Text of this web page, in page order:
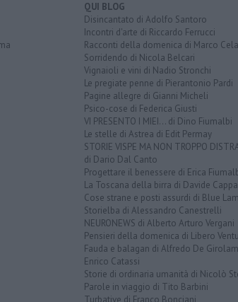
QUI BLOG
Disincantato di Adolfo Santoro
Incontri d'arte di Riccardo Ferrucci
Racconti della domenica di Marco
Sorridendo di Nicola Belcari
Vignaioli e vini di Nadio Stronchi
Le pregiate penne di Pierantonio Pardi
Pagine allegre di Gianni Micheli
Psico-cose di Federica Giusti
VI PRESENTO I MIEI... di Dino Fiumalbi
Le stelle di Astrea di Edit Permay
STORIE VISPE MA NON TROPPO
di Dario Dal Canto
Progettare il benessere di Erica
La Toscana della birra di Davide
Cose strane e posti assurdi di Blue
Storielba di Alessandro Canestrelli
NEURONEWS di Alberto Arturo Vergani
Pensieri della domenica di Libero
Fauda e balagan di Alfredo De
Enrico Catassi
Storie di ordinaria umanità di Nicolò
Parole in viaggio di Tito Barbini